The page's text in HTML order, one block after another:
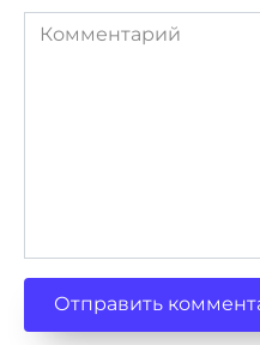
Комментарий